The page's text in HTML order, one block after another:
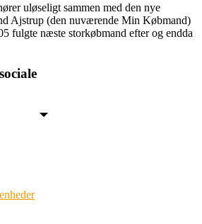
uløseligt sammen med den nye
Ajstrup (den nuværende Min Købmand)
fulgte næste storkøbmand efter og endda